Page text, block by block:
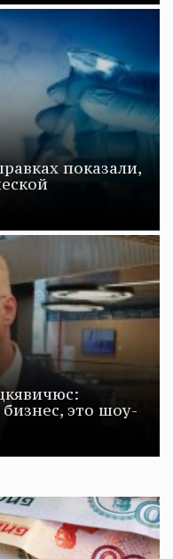
показали,
это шоу-